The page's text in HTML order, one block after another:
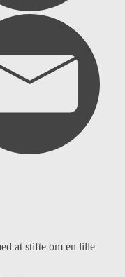
at stifte om en lille